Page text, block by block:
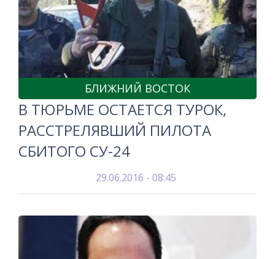
БЛИЖНИЙ ВОСТОК
В ТЮРЬМЕ ОСТАЕТСЯ ТУРОК,
РАССТРЕЛЯВШИЙ ПИЛОТА
СБИТОГО СУ-24
29.06.2016 - 08:45